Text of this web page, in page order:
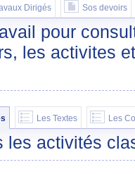
Dirigés Sos devoirs
pour
les activites
Les Textes Les
les activités